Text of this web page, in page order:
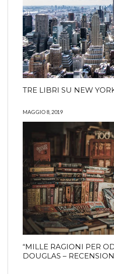
TRE LIBRI SU NEW
MAGGIO 8, 2019
“MILLE RAGIONI PER
DOUGLAS –